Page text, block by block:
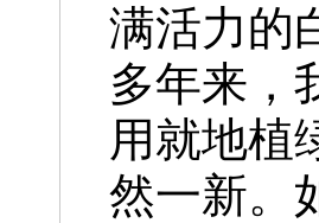
满活力的
多年来，
用就地植
然一新。